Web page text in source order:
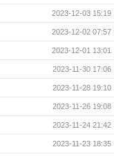
2023-12-03 15:19
2023-12-02 07:57
2023-12-01 13:01
2023-11-30 17:06
2023-11-28 19:10
2023-11-26 19:08
2023-11-24 21:42
2023-11-23 18:35